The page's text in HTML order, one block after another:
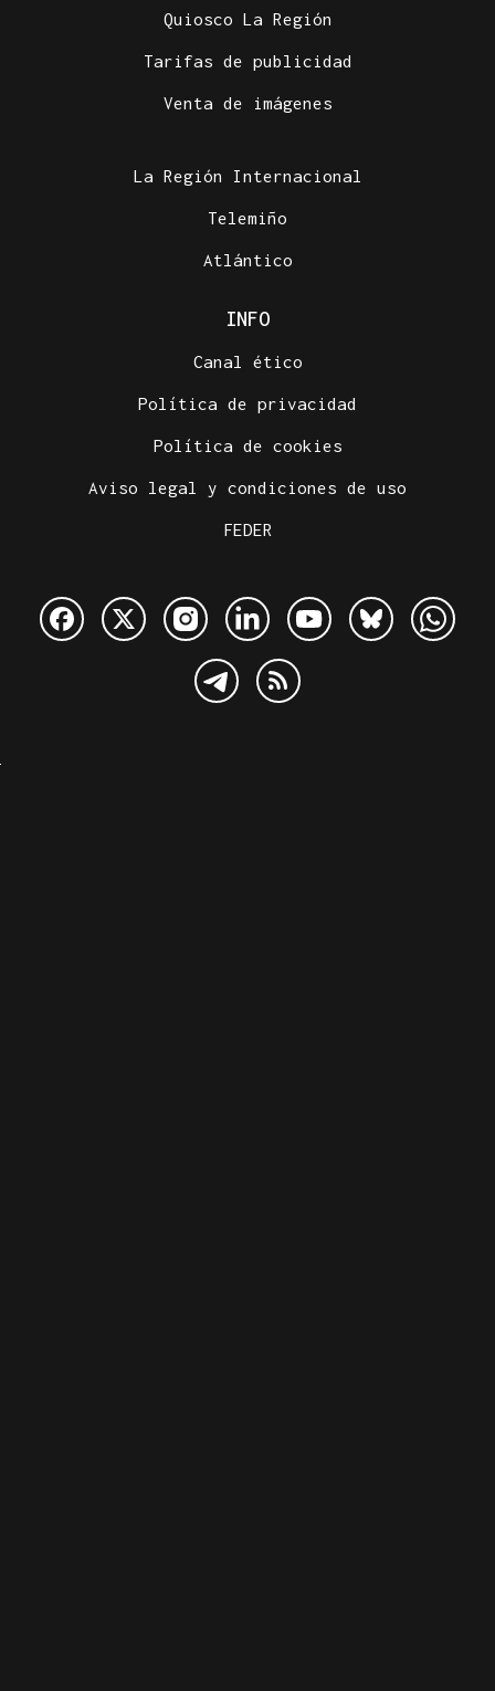
Quiosco La Región
Tarifas de publicidad
Venta de imágenes
La Región Internacional
Telemiño
Atlántico
INFO
Canal ético
Política de privacidad
Política de cookies
Aviso legal y condiciones de uso
FEDER